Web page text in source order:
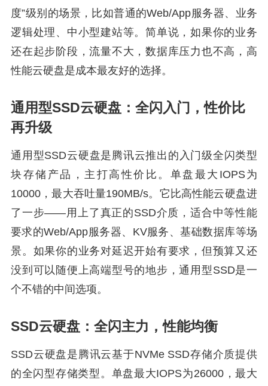
度”级别的场景，比如普通的Web/App服务器、业务
逻辑处理、中小型建站等。简单说，如果你的业务
还在起步阶段，流量不大，数据库压力也不高，高
性能云硬盘是成本最友好的选择。
通用型SSD云硬盘：全闪入门，性价比
再升级
通用型SSD云硬盘是腾讯云推出的入门级全闪类型
块存储产品，主打高性价比。单盘最大IOPS为
10000，最大吞吐量190MB/s。它比高性能云硬盘进
了一步——用上了真正的SSD介质，适合中等性能
要求的Web/App服务器、KV服务、基础数据库等场
景。如果你的业务对延迟开始有要求，但预算又还
没到可以随便上高端型号的地步，通用型SSD是一
个不错的中间选项。
SSD云硬盘：全闪主力，性能均衡
SSD云硬盘是腾讯云基于NVMe SSD存储介质提供
的全闪型存储类型。单盘最大IOPS为26000，最大